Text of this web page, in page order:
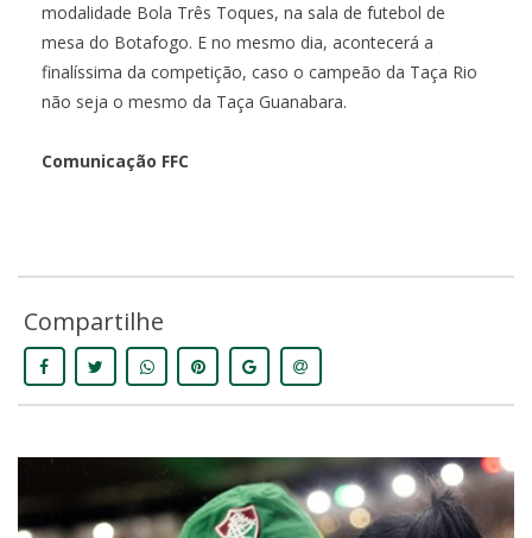
modalidade Bola Três Toques, na sala de futebol de
mesa do Botafogo. E no mesmo dia, acontecerá a
finalíssima da competição, caso o campeão da Taça Rio
não seja o mesmo da Taça Guanabara.
Comunicação FFC
Compartilhe